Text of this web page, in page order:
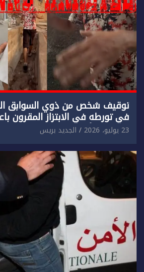
توقيف شخص من ذوي السوابق
في تورطه في الابتزاز المقرون
حق سائح أجنبي.
23 يوليو، 2026 الجديد بريس